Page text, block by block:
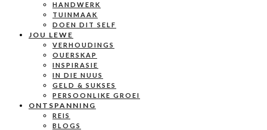
HANDWERK
TUINMAAK
DOEN DIT SELF
JOU LEWE
VERHOUDINGS
OUERSKAP
INSPIRASIE
IN DIE NUUS
GELD & SUKSES
PERSOONLIKE GROEI
ONTSPANNING
REIS
BLOGS